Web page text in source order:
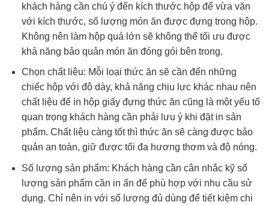
khách hàng cần chú ý đến kích thước hộp để vừa vặn
với kích thước, số lượng món ăn được đựng trong hộp.
Không nên làm hộp quá lớn sẽ không thể tối ưu được
khả năng bảo quản món ăn đóng gói bên trong.
Chọn chất liệu: Mỗi loại thức ăn sẽ cần đến những
chiếc hộp với độ dày, khả năng chịu lực khác nhau nên
chất liệu để in hộp giấy đựng thức ăn cũng là một yếu tố
quan trọng khách hàng cần phải lưu ý khi đặt in sản
phẩm. Chất liệu càng tốt thì thức ăn sẽ càng được bảo
quản an toàn, giữ được tối đa hương thơm và độ nóng.
Số lượng sản phẩm: Khách hàng cần cân nhắc kỹ số
lượng sản phẩm cần in ấn để phù hợp với nhu cầu sử
dụng. Chỉ nên in với số lượng đủ dùng để tiết kiệm chi